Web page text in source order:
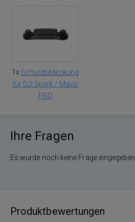
1x Schutzbedeckung
für DJI Spark / Mavic
PRO
Ihre Fragen
Es wurde noch keine Frage eingegeben.
Produktbewertungen